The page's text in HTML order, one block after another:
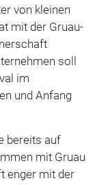
von kleinen
mit der Gruau-
soll
im
und Anfang
bereits auf
mit Gruau
enger mit der